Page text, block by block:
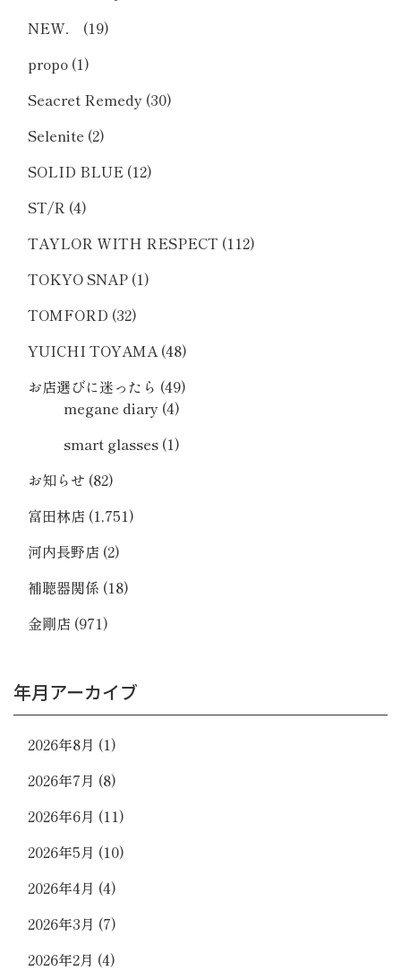
NEW．
(19)
propo (1)
Seacret Remedy (30)
Selenite (2)
SOLID BLUE (12)
ST/R (4)
TAYLOR WITH RESPECT (112)
TOKYO SNAP (1)
TOMFORD (32)
YUICHI TOYAMA (48)
お店選びに迷ったら (49)
megane diary (4)
smart glasses (1)
お知らせ (82)
富田林店 (1,751)
河内長野店 (2)
補聴器関係 (18)
金剛店 (971)
年月アーカイブ
2026年8月 (1)
2026年7月 (8)
2026年6月 (11)
2026年5月 (10)
2026年4月 (4)
2026年3月 (7)
2026年2月 (4)